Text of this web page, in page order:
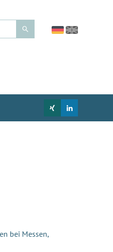
bei Messen,